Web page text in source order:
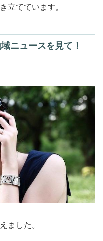
立てています。
ニュースを見て！
ました。